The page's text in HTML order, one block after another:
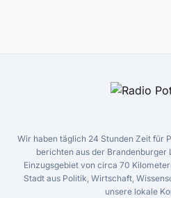
Wir haben täglich 24 Stunden Zeit für
berichten aus der Brandenburger
Einzugsgebiet von circa 70
Stadt aus Politik, Wirtschaft,
unsere lokale